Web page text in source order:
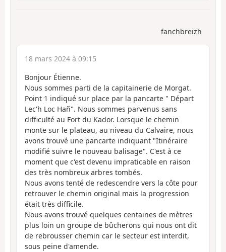
fanchbreizh
18 mars 2024 à 09:15
Bonjour Étienne.
Nous sommes parti de la capitainerie de Morgat.
Point 1 indiqué sur place par la pancarte " Départ
Lec'h Loc Hañ". Nous sommes parvenus sans
difficulté au Fort du Kador. Lorsque le chemin
monte sur le plateau, au niveau du Calvaire, nous
avons trouvé une pancarte indiquant "Itinéraire
modifié suivre le nouveau balisage". C'est à ce
moment que c'est devenu impraticable en raison
des très nombreux arbres tombés.
Nous avons tenté de redescendre vers la côte pour
retrouver le chemin original mais la progression
était très difficile.
Nous avons trouvé quelques centaines de mètres
plus loin un groupe de bûcherons qui nous ont dit
de rebrousser chemin car le secteur est interdit,
sous peine d'amende.